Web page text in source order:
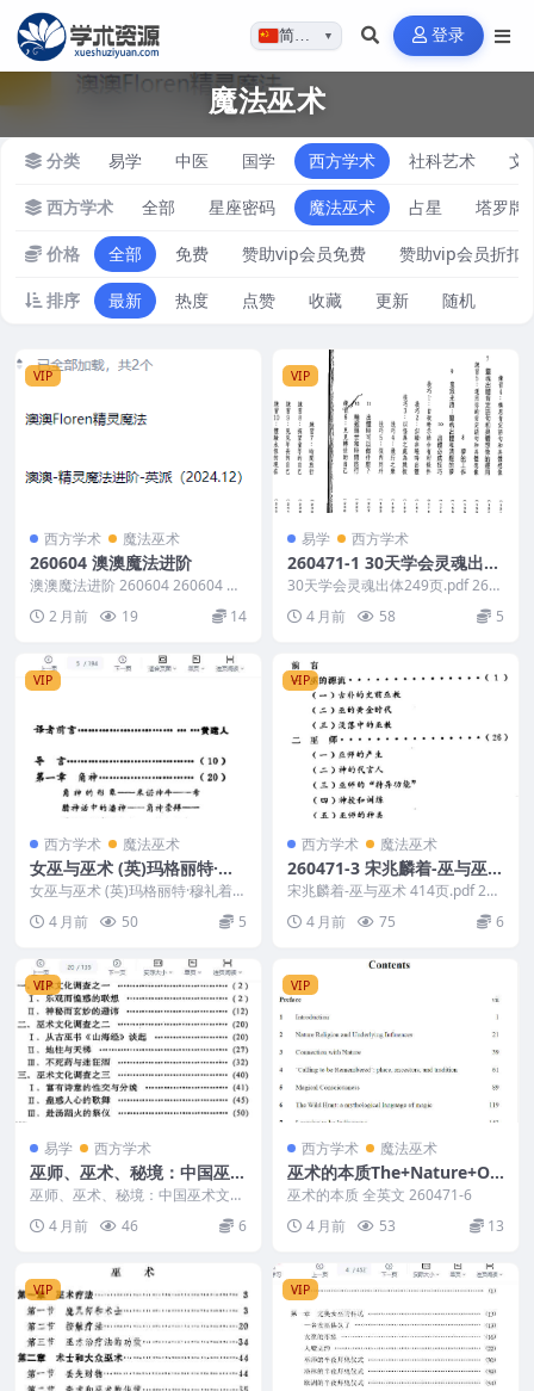
简体…▼ 登录
魔法巫术
分类 易学 中医 国学 西方学术 社科艺术 文
西方学术 全部 星座密码 魔法巫术 占星 塔罗牌
价格 全部 免费 赞助vip会员免费 赞助vip会员折扣
排序 最新 热度 点赞 收藏 更新 随机
VIP
西方学术 魔法巫术
260604 澳澳魔法进阶
澳澳魔法进阶 260604 260604 澳
澳魔法进阶/ ├── 澳澳-精灵魔法...
2 月前 19 14
VIP
易学 西方学术
260471-1 30天学会灵魂出体
249页.pdf
30天学会灵魂出体249页.pdf 260
4 月前 58 5
VIP
西方学术 魔法巫术
女巫与巫术 (英)玛格丽特·穆
礼着186页
女巫与巫术 (英)玛格丽特·穆礼着1
4 月前 50 5
VIP
西方学术 魔法巫术
260471-3 宋兆麟着-巫与巫术
414页.pdf
宋兆麟着-巫与巫术 414页.pdf 260
4 月前 75 6
VIP
易学 西方学术
巫师、巫术、秘境：中国巫术
文化追踪 赵仲明着135页
巫师、巫术、秘境：中国巫术文化
追踪 赵仲明着135页 260471-4 巫
师、巫...
4 月前 46 6
VIP
西方学术 魔法巫术
巫术的本质The+Nature+Of
+Magic
巫术的本质 全英文 260471-6
4 月前
53 13
VIP VIP